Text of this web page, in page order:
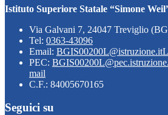
Istituto Superiore Statale “Simone
Via Galvani 7, 24047 Treviglio
Tel: 0363-43096
Email: BGIS00200L@istruzione.it
PEC:
mail
C.F.: 84005670165
Seguici su